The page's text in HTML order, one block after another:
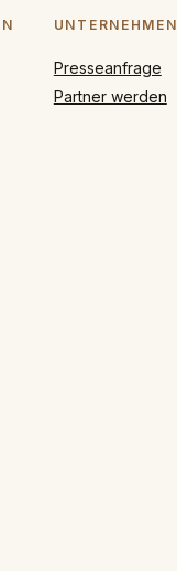
UNTERNEHMEN
Presseanfrage
Partner werden